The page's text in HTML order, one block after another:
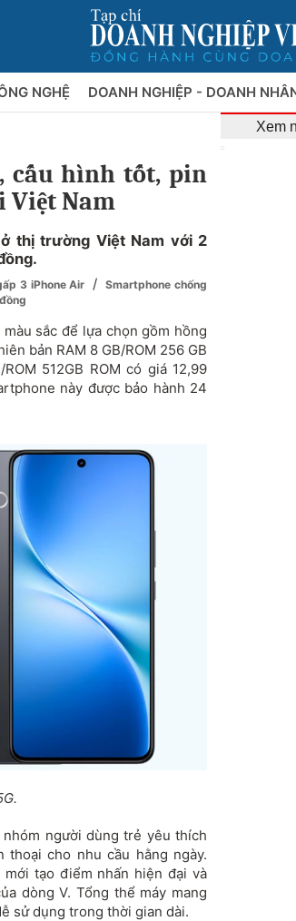
NGHỆ DOANH NGHIỆP - DOANH
cấu hình tốt, pin
Việt Nam
thị trường Việt Nam với 2
3 iPhone Air /
Smartphone chống
sắc để lựa chọn gồm hồng
bản RAM 8 GB/ROM 256 GB
512GB ROM có giá 12,99
này được bảo hành 24
người dùng trẻ yêu thích
cho nhu cầu hằng ngày.
tạo điểm nhấn hiện đại và
dòng V. Tổng thể máy mang
sử dụng trong thời gian dài.
Xem